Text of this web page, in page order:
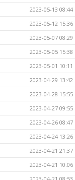
2023-05-13 08:44
2023-05-12 15:36
2023-05-07 08:29
2023-05-05 15:38
2023-05-01 10:11
2023-04-29 13:42
2023-04-28 15:55
2023-04-27 09:55
2023-04-26 08:47
2023-04-24 13:26
2023-04-21 21:37
2023-04-21 10:06